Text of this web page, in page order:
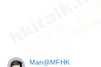
Man@MFHK